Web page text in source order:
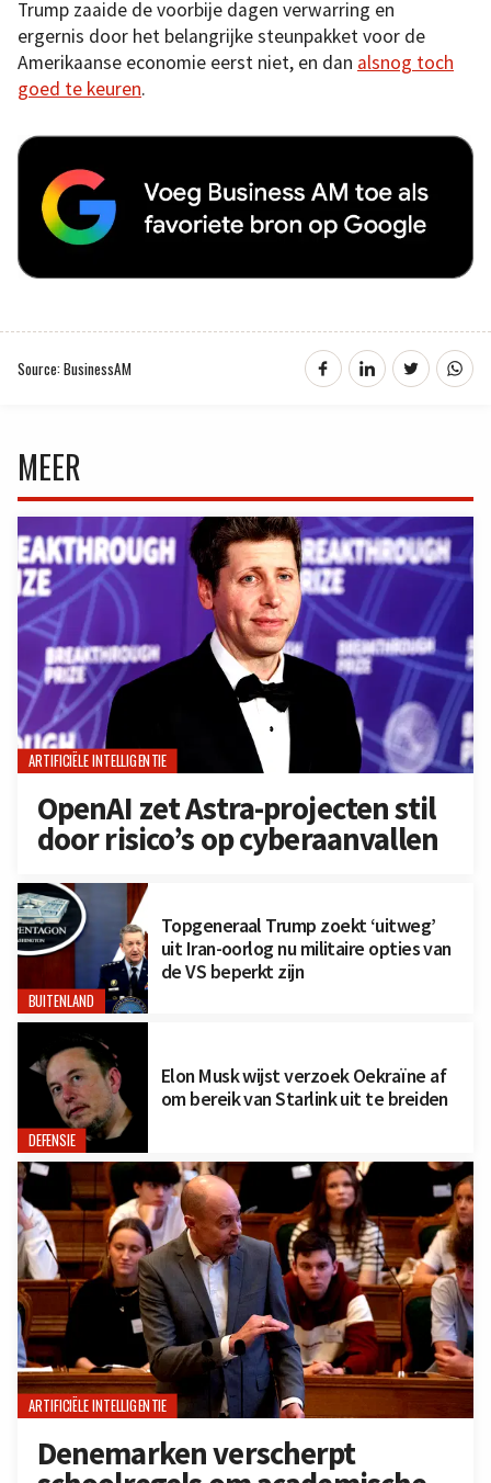
Trump zaaide de voorbije dagen verwarring en
ergernis door het belangrijke steunpakket voor de
Amerikaanse economie eerst niet, en dan alsnog toch
goed te keuren.
Source: BusinessAM
MEER
ARTIFICIËLE INTELLIGENTIE
OpenAI zet Astra-projecten stil
door risico’s op cyberaanvallen
BUITENLAND
Topgeneraal Trump zoekt ‘uitweg’
uit Iran-oorlog nu militaire opties van
de VS beperkt zijn
DEFENSIE
Elon Musk wijst verzoek Oekraïne af
om bereik van Starlink uit te breiden
ARTIFICIËLE INTELLIGENTIE
Denemarken verscherpt